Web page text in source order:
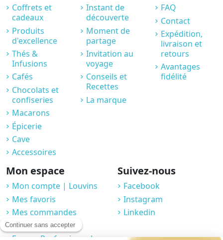
Coffrets et
cadeaux
Produits
d'excellence
Thés &
Infusions
Cafés
Chocolats et
confiseries
Macarons
Épicerie
Cave
Accessoires
Instant de
découverte
Moment de
partage
Invitation au
voyage
Conseils et
Recettes
La marque
FAQ
Contact
Expédition,
livraison et
retours
Avantages
fidélité
Mon espace
Mon compte | Louvins
Mes favoris
Mes commandes
Compte fidélité
Suivez-nous
Facebook
Instagram
Linkedin